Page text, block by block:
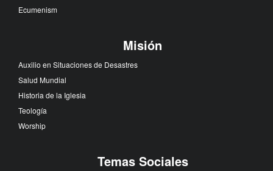
Ecumenism
Misión
Auxilio en Situaciones de Desastres
Salud Mundial
Historia de la Iglesia
Teología
Worship
Temas Sociales